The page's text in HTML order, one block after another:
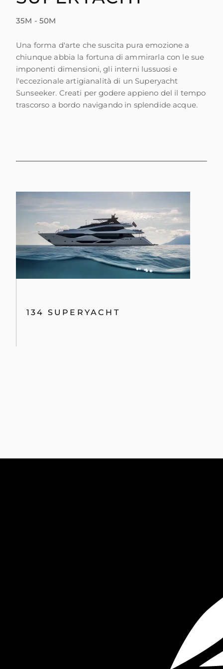
35M - 50M
Una forma d'arte che suscita pura emozione a
chiunque abbia la fortuna di ammirarla con le sue
imponenti dimensioni, gli interni lussuosi e
l'eccezionale artigianalità di un Superyacht
Sunseeker. Creati per godere appieno del il tempo
trascorso a bordo navigando in splendide acque.
134 SUPERYACHT